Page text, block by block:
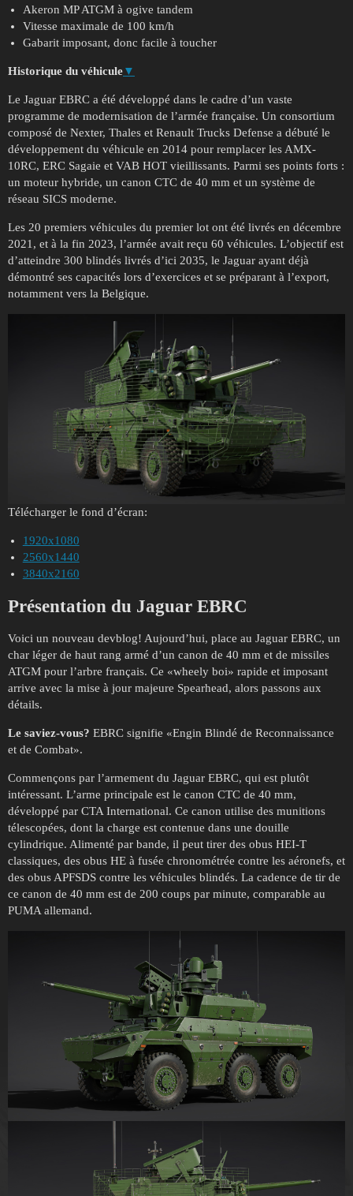
Akeron MP ATGM à ogive tandem
Vitesse maximale de 100 km/h
Gabarit imposant, donc facile à toucher
Historique du véhicule▼
Le Jaguar EBRC a été développé dans le cadre d’un vaste
programme de modernisation de l’armée française. Un consortium
composé de Nexter, Thales et Renault Trucks Defense a débuté le
développement du véhicule en 2014 pour remplacer les AMX-
10RC, ERC Sagaie et VAB HOT vieillissants. Parmi ses points forts :
un moteur hybride, un canon CTC de 40 mm et un système de
réseau SICS moderne.
Les 20 premiers véhicules du premier lot ont été livrés en décembre
2021, et à la fin 2023, l’armée avait reçu 60 véhicules. L’objectif est
d’atteindre 300 blindés livrés d’ici 2035, le Jaguar ayant déjà
démontré ses capacités lors d’exercices et se préparant à l’export,
notamment vers la Belgique.
Télécharger le fond d’écran:
1920x1080
2560x1440
3840x2160
Présentation du Jaguar EBRC
Voici un nouveau devblog! Aujourd’hui, place au Jaguar EBRC, un
char léger de haut rang armé d’un canon de 40 mm et de missiles
ATGM pour l’arbre français. Ce «wheely boi» rapide et imposant
arrive avec la mise à jour majeure Spearhead, alors passons aux
détails.
Le saviez-vous? EBRC signifie «Engin Blindé de Reconnaissance
et de Combat».
Commençons par l’armement du Jaguar EBRC, qui est plutôt
intéressant. L’arme principale est le canon CTC de 40 mm,
développé par CTA International. Ce canon utilise des munitions
télescopées, dont la charge est contenue dans une douille
cylindrique. Alimenté par bande, il peut tirer des obus HEI-T
classiques, des obus HE à fusée chronométrée contre les aéronefs, et
des obus APFSDS contre les véhicules blindés. La cadence de tir de
ce canon de 40 mm est de 200 coups par minute, comparable au
PUMA allemand.